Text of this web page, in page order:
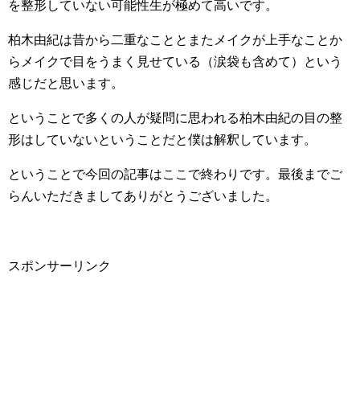
を整形していない可能性生が極めて高いです。
柏木由紀は昔から二重なこととまたメイクが上手なことか
らメイクで目をうまく見せている（涙袋も含めて）という
感じだと思います。
ということで多くの人が疑問に思われる柏木由紀の目の整
形はしていないということだと僕は解釈しています。
ということで今回の記事はここで終わりです。最後までご
らんいただきましてありがとうございました。
スポンサーリンク